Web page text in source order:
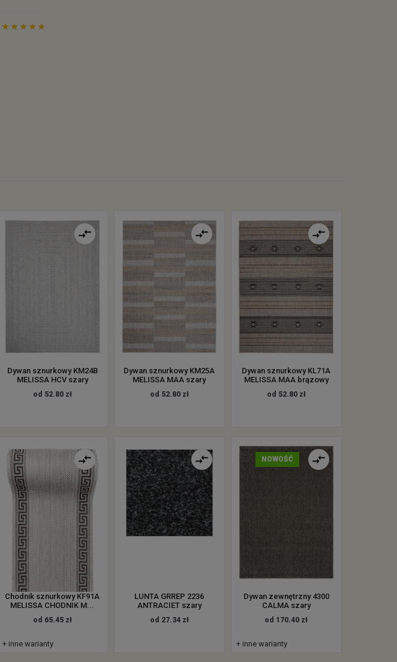
Dywan sznurkowy KM24B
MELISSA HCV szary
od 52.80 zł
Dywan sznurkowy KM25A
MELISSA MAA szary
od 52.80 zł
Dywan sznurkowy KL71A
MELISSA MAA brązowy
od 52.80 zł
Chodnik sznurkowy KF91A
MELISSA CHODNIK M...
od 65.45 zł
+ inne warianty
LUNTA GRREP 2236
ANTRACIET szary
od 27.34 zł
NOWOŚĆ
Dywan zewnętrzny 4300
CALMA szary
od 170.40 zł
+ inne warianty